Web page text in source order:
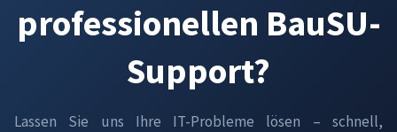
professionellen BauSU-
Support?
Lassen Sie uns Ihre IT-Probleme lösen – schnell,